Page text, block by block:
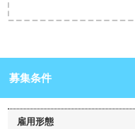
募集条件
雇用形態